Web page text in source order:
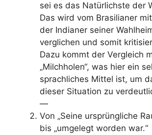
sei es das Natürlichste der
Das wird vom Brasilianer
der Indianer seiner
verglichen und somit
Dazu kommt der Vergleich
„Milchholen“, was hier ein
sprachliches Mittel ist, um
dieser Situation zu
—
Von „Seine ursprüngliche
bis „umgelegt worden war.“